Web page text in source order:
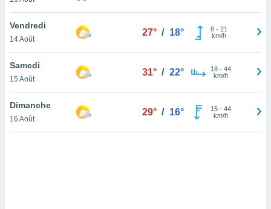
à
en
Vendredi
14 Août
27° / 18° 8- 21
km/h
Samedi
15 Août
31° / 22° 18- 44
km/h
Dimanche
16 Août
29° / 16° 15- 44
km/h